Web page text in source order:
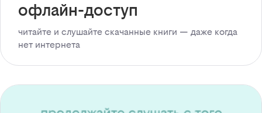
офлайн-доступ
читайте и слушайте скачанные книги — даже когда
нет интернета